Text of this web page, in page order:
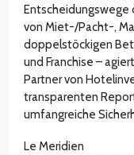
Entscheidungswege
von Miet-/Pacht-,
doppelstöckigen
und Franchise –
Partner von
transparenten
umfangreiche
Le Meridien